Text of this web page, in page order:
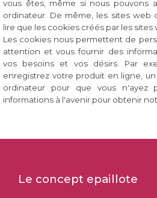
vous êtes, même si nous pouvons
ordinateur. De même, les sites web
lire que les cookies créés par les sites
Les cookies nous permettent de
attention et vous fournir des
vos besoins et vos désirs. Par
enregistrez votre produit en ligne,
ordinateur pour que vous n'ayez
informations à l'avenir pour obtenir
Le concept epaillote